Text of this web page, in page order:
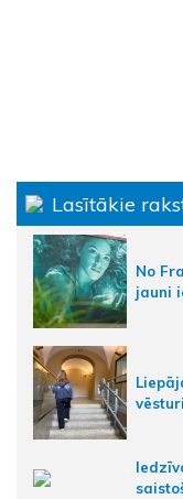
Lasītākie
No
jauni